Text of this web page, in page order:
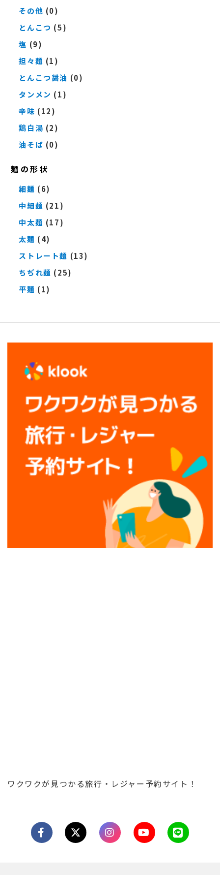
その他 (0)
とんこつ (5)
塩 (9)
担々麺 (1)
とんこつ醤油 (0)
タンメン (1)
辛味 (12)
鶏白湯 (2)
油そば (0)
麺の形状
細麺 (6)
中細麺 (21)
中太麺 (17)
太麺 (4)
ストレート麺 (13)
ちぢれ麺 (25)
平麺 (1)
ワクワクが見つかる旅行・レジャー予約サイト！